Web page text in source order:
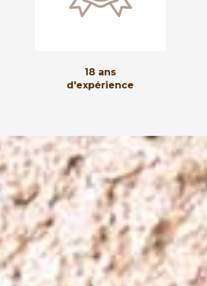
18 ans
d'expérience